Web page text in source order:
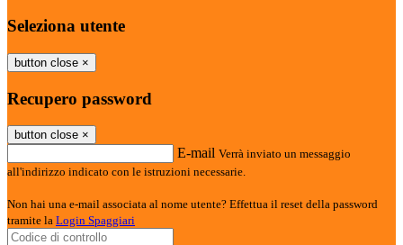
Seleziona utente
button close ×
Recupero password
button close ×
E-mail Verrà inviato un messaggio
all'indirizzo indicato con le istruzioni necessarie.
Non hai una e-mail associata al nome utente? Effettua il reset della password
tramite la Login Spaggiari